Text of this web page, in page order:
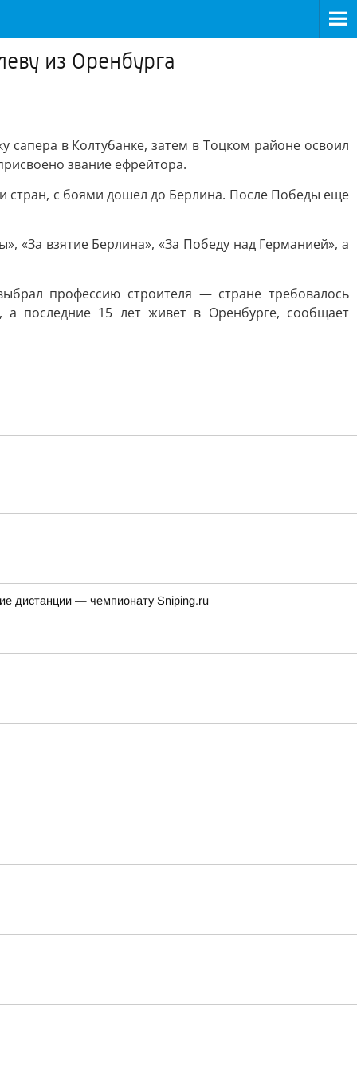
из Оренбурга
в Колтубанке, затем в Тоцком районе освоил
звание ефрейтора.
стран, с боями дошел до Берлина. После Победы еще
«За взятие Берлина», «За Победу над Германией», а
профессию строителя — стране требовалось
а последние 15 лет живет в Оренбурге, сообщает
дистанции — чемпионату Sniping.ru